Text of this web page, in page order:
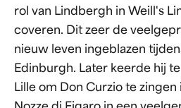
rol van Lindbergh in Weill's
coveren. Dit zeer de
nieuw leven ingeblazen
Edinburgh. Later keerde hij
Lille om Don Curzio te zingen